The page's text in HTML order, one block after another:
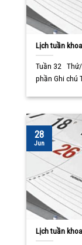
Lịch tuần
Tuần 32 Thứ/
phần Ghi chú
Lịch tuần
28
Jun